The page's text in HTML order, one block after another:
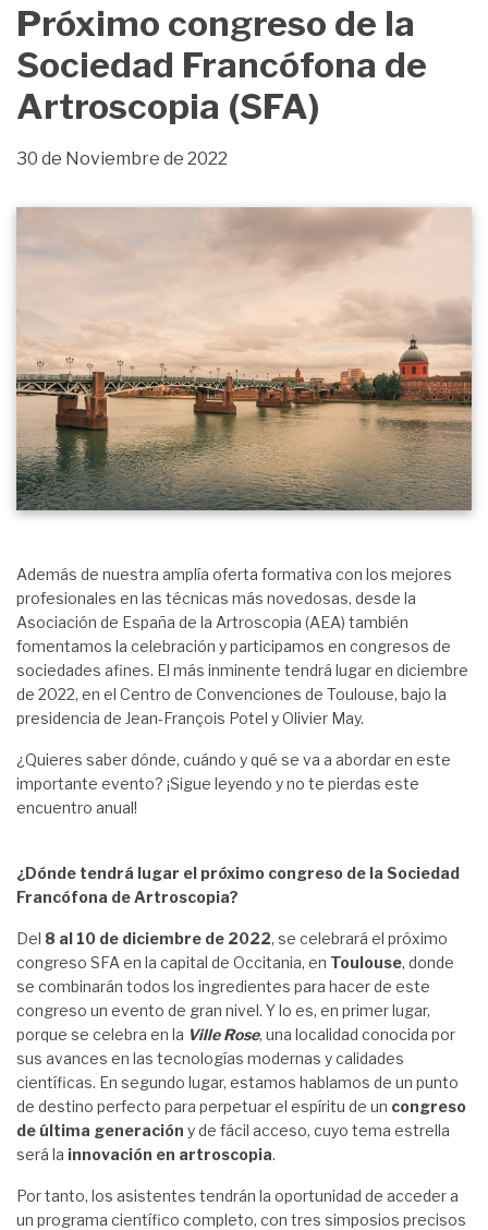
Próximo congreso de la
Sociedad Francófona de
Artroscopia (SFA)
30 de Noviembre de 2022
Además de nuestra amplía oferta formativa con los mejores
profesionales en las técnicas más novedosas, desde la
Asociación de España de la Artroscopia (AEA) también
fomentamos la celebración y participamos en congresos de
sociedades afines. El más inminente tendrá lugar en diciembre
de 2022, en el Centro de Convenciones de Toulouse, bajo la
presidencia de Jean-François Potel y Olivier May.
¿Quieres saber dónde, cuándo y qué se va a abordar en este
importante evento? ¡Sigue leyendo y no te pierdas este
encuentro anual!
¿Dónde tendrá lugar el próximo congreso de la Sociedad
Francófona de Artroscopia?
Del 8 al 10 de diciembre de 2022, se celebrará el próximo
congreso SFA en la capital de Occitania, en Toulouse, donde
se combinarán todos los ingredientes para hacer de este
congreso un evento de gran nivel. Y lo es, en primer lugar,
porque se celebra en la Ville Rose, una localidad conocida por
sus avances en las tecnologías modernas y calidades
científicas. En segundo lugar, estamos hablamos de un punto
de destino perfecto para perpetuar el espíritu de un congreso
de última generación y de fácil acceso, cuyo tema estrella
será la innovación en artroscopia.
Por tanto, los asistentes tendrán la oportunidad de acceder a
un programa científico completo, con tres simposios precisos